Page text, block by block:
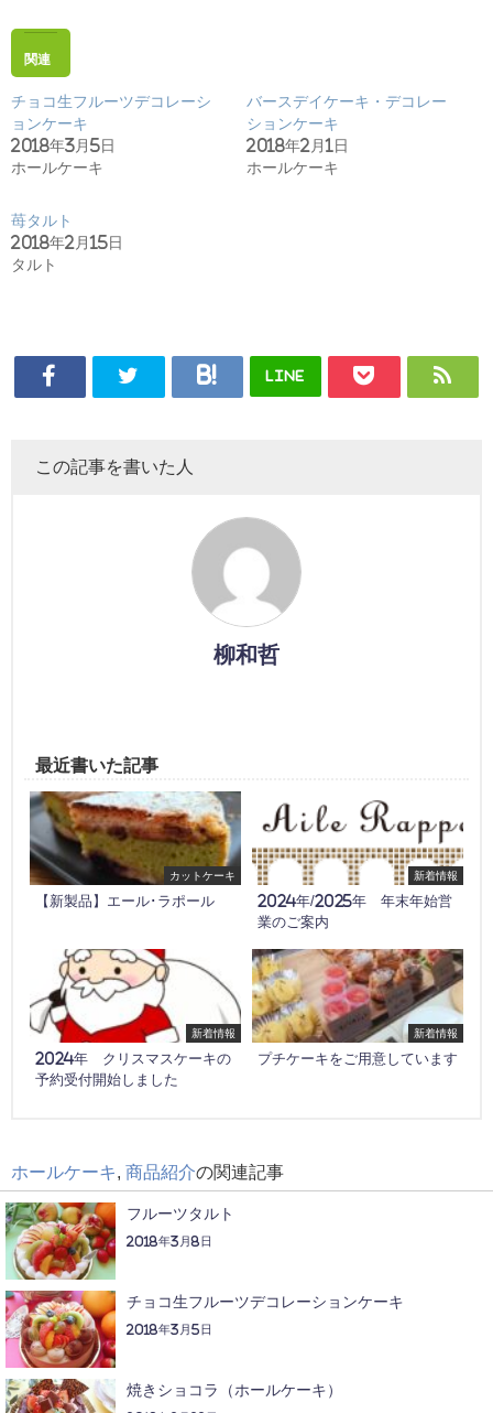
関連
チョコ生フルーツデコレーシ
ョンケーキ
2018年3月5日
ホールケーキ
バースデイケーキ・デコレー
ションケーキ
2018年2月1日
ホールケーキ
苺タルト
2018年2月15日
タルト
LINE
この記事を書いた人
柳和哲
最近書いた記事
カットケーキ
【新製品】エール･ラポール
新着情報
2024年/2025年 年末年始営
業のご案内
新着情報
2024年 クリスマスケーキの
予約受付開始しました
新着情報
プチケーキをご用意しています
ホールケーキ 商品紹介の関連記事
フルーツタルト
2018年3月8日
チョコ生フルーツデコレーションケーキ
2018年3月5日
焼きショコラ（ホールケーキ）